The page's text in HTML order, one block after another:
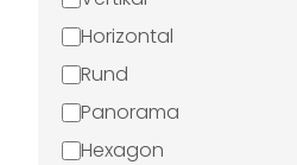
Horizontal
Rund
Panorama
Hexagon